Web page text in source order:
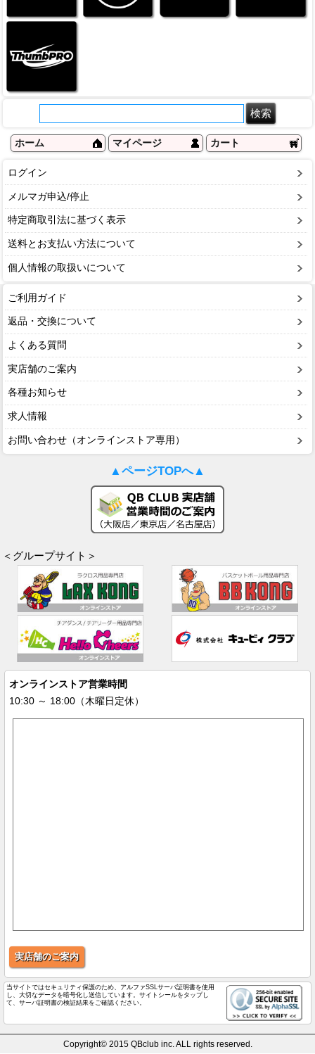
ホーム マイページ カート
ログイン
メルマガ申込/停止
特定商取引法に基づく表示
送料とお支払い方法について
個人情報の取扱いについて
ご利用ガイド
返品・交換について
よくある質問
実店舗のご案内
各種お知らせ
求人情報
お問い合わせ（オンラインストア専用）
▲ページTOPへ▲
＜グループサイト＞
オンラインストア営業時間
10:30 ～ 18:00（木曜日定休）
実店舗のご案内
当サイトではセキュリティ保護のため、アルファSSLサーバ証明書を使用
し、大切なデータを暗号化し送信しています。サイトシールをタップし
て、サーバ証明書の検証結果をご確認ください。
Copyright© 2015 QBclub inc. ALL rights reserved.